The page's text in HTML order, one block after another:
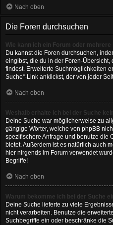
Nach oben
Die Foren durchsuchen
Wie kann ich ein Forum oder
Du kannst die Foren durchsuchen,
eingibst, die du in der Foren-Übersicht,
findest. Erweiterte Suchmöglichkeiten
Suche“-Link anklickst, der von jeder
Nach oben
Weshalb erhalte ich bei der Suche
Deine Suche war möglicherweise zu
gängige Wörter, welche von phpBB
spezifischere Anfrage und benutze die
bietet. Außerdem ist es natürlich auch
hier nirgends im Forum verwendet
Begriffe!
Nach oben
Warum bekomme ich bei der Suche
Deine Suche lieferte zu viele
nicht verarbeiten. Benutze die
Suchbegriffe ein oder beschränke die